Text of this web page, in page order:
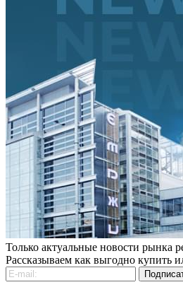
Только актуальные новости рынка
Рассказываем как выгодно купить